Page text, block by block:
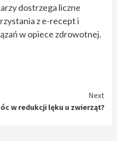
dostrzega liczne
z e-recept i
w opiece zdrowotnej.
Next
w redukcji lęku u zwierząt?